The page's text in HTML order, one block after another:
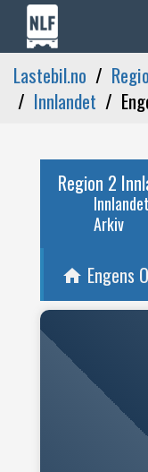
Lastebil.no
Innlandet
Region 2
Innlandet
Arkiv
home Engens